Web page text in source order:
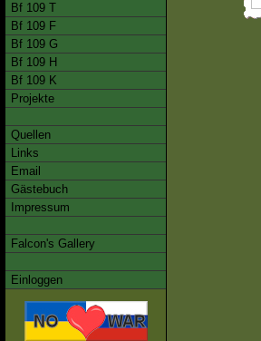
Bf 109 T
Bf 109 F
Bf 109 G
Bf 109 H
Bf 109 K
Projekte
Quellen
Links
Email
Gästebuch
Impressum
Falcon's Gallery
Einloggen